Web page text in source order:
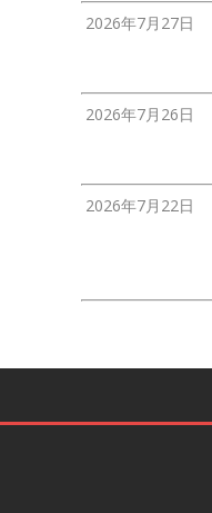
2026年7月27日
2026年7月26日
2026年7月22日